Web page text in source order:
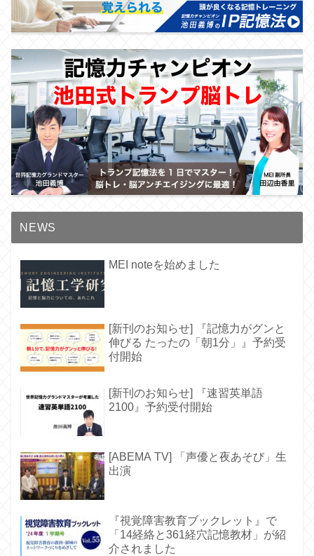
NEWS
MEI noteを始めました
[新刊のお知らせ] 『記憶力がグンと
伸びる たったの「朝1分」』予約受
付開始
[新刊のお知らせ] 『速習英単語
2100』予約受付開始
[ABEMA TV] 「声優と夜あそび」生
出演
『視覚障害教育ブックレット』で
「14経絡と361経穴記憶教材」が紹
介されました